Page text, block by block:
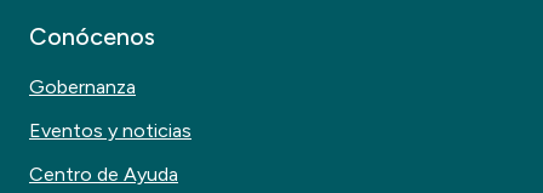
Conócenos
Gobernanza
Eventos y noticias
Centro de Ayuda